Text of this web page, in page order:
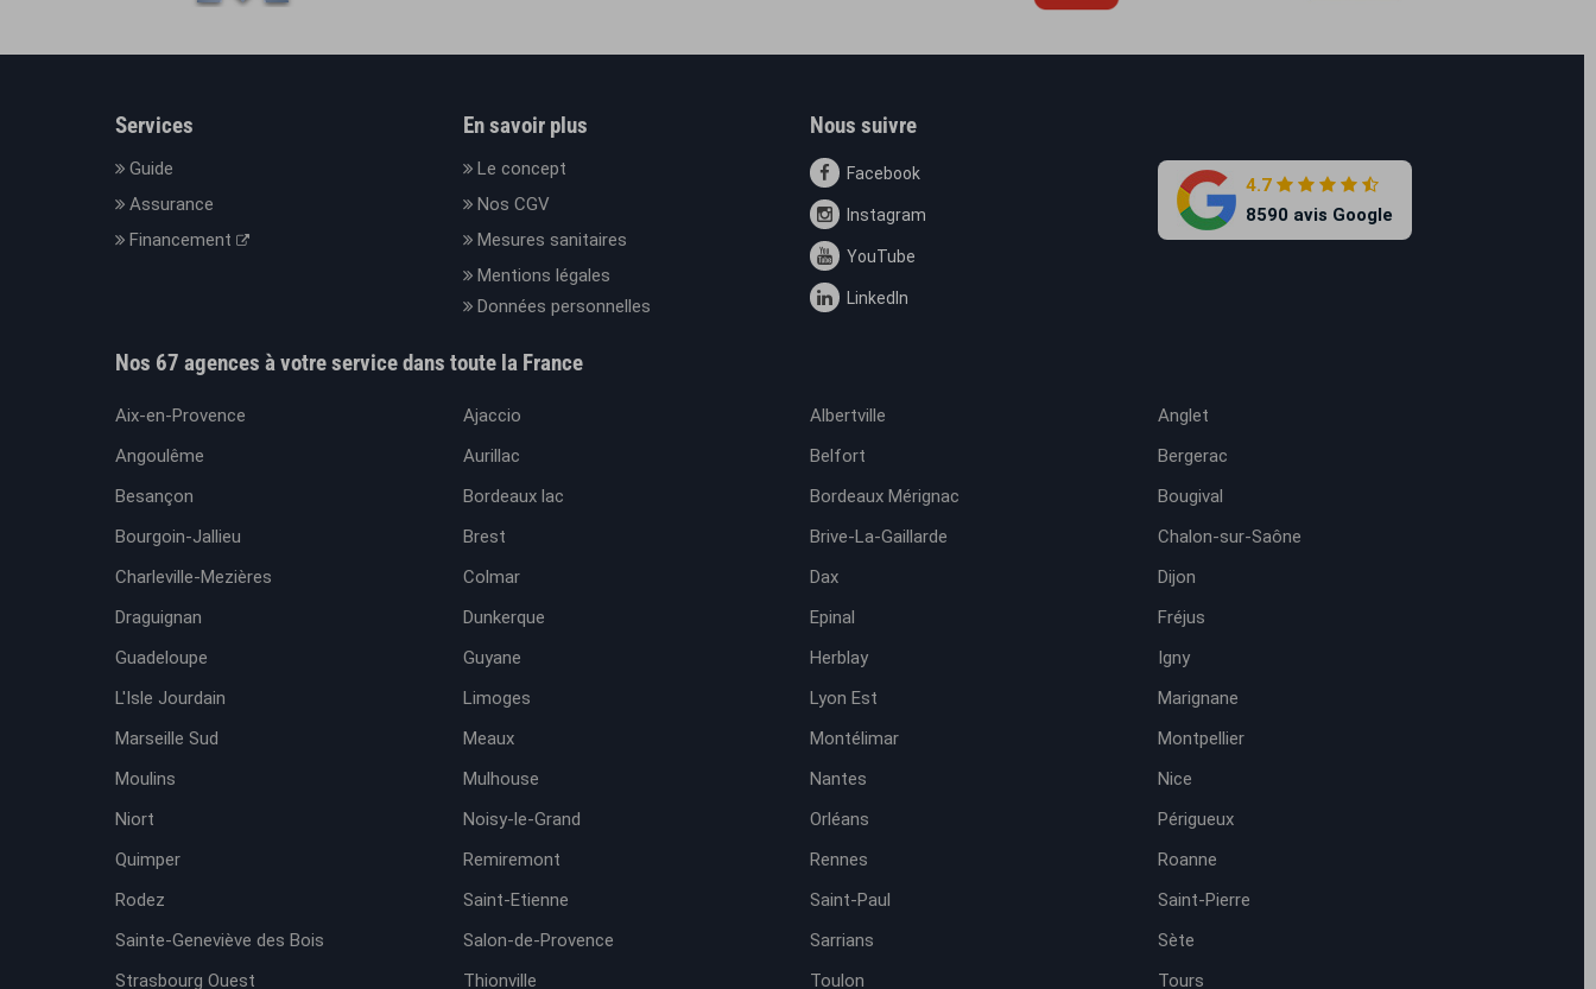
Services
Guide
Assurance
Financement
En savoir plus
Le concept
Nos CGV
Mesures sanitaires
Mentions légales
Données personnelles
Nous suivre
Facebook
Instagram
YouTube
LinkedIn
4.7
8590 avis Google
Nos 67 agences à votre service dans toute la France
Aix-en-Provence Ajaccio Albertville
Anglet
Angoulême
Aurillac Belfort
Bergerac
Besançon
Bordeaux lac Bordeaux Mérignac
Bougival
Bourgoin-Jallieu
Brest Brive-La-Gaillarde
Chalon-sur-Saône
Charleville-Mezières
Colmar Dax
Dijon
Draguignan
Dunkerque Epinal
Fréjus
Guadeloupe
Guyane Herblay
Igny
L'Isle Jourdain
Limoges Lyon Est
Marignane
Marseille Sud
Meaux Montélimar
Montpellier
Moulins
Mulhouse Nantes
Nice
Niort
Noisy-le-Grand Orléans
Périgueux
Quimper
Remiremont Rennes
Roanne
Rodez
Saint-Etienne Saint-Paul
Saint-Pierre
Sainte-Geneviève des Bois
Salon-de-Provence Sarrians
Sète
Strasbourg Ouest
Thionville Toulon Tours